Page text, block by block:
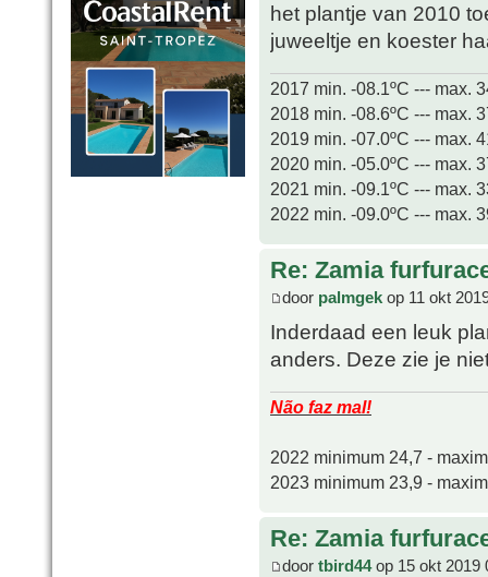
het plantje van 2010
juweeltje en koester
2017 min. -08.1ºC --- max.
2018 min. -08.6ºC --- max.
2019 min. -07.0ºC --- max.
2020 min. -05.0ºC --- max.
2021 min. -09.1ºC --- max.
2022 min. -09.0ºC --- max.
Re: Zamia
door palmgek op 11 okt
Inderdaad een leuk
anders. Deze zie je
Não faz mal!
2022 minimum 24,7 -
2023 minimum 23,9 -
Re: Zamia
door tbird44op 15 okt 2019